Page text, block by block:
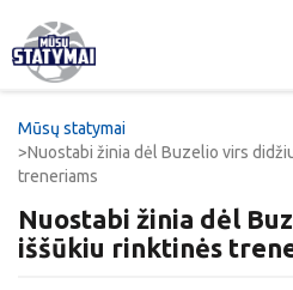
Mūsų statymai
Nuostabi žinia dėl Buzelio virs
treneriams
Nuostabi žinia dėl
iššūkiu rinktinės